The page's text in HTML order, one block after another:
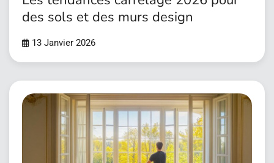
des sols et des murs design
13 Janvier 2026